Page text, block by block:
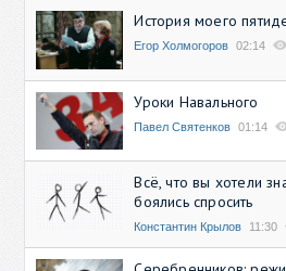
История моего
Егор Холмогоров 02:14
Уроки Навального
Павел Святенков 01:14
Всё, что вы хотели
боялись спросить
Константин Крылов 11:30